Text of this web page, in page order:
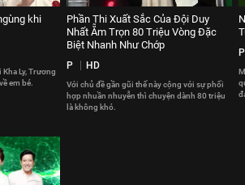
khi
Ly, Trương
em bé.
Phần Thi Xuất Sắc Của Đội Duy
Nhất Ẵm Trọn 80 Triệu Vòng Đặc
Biệt Nhanh Như Chớp
P HD
Với chủ đề gần gũi thế này cộng với sự phối
hợp nhuần nhuyễn thì chuyện dành 80 triệu
là không khó.
P